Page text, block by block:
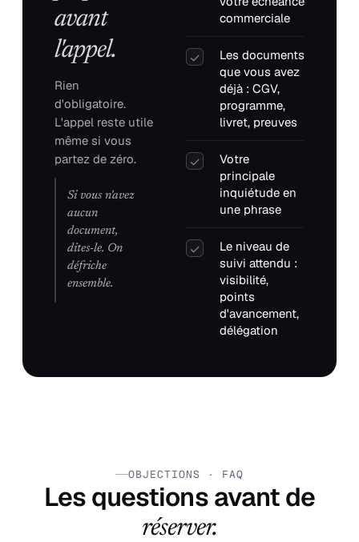
avant
l'appel.
Rien
d'obligatoire.
L'appel reste utile
même si vous
partez de zéro.
Si vous n'avez
aucun
document,
dites-le. On
défriche
ensemble.
commerciale
✓
Les documents
que vous avez
déjà : CGV,
programme,
livret, preuves
✓
Votre
principale
inquiétude en
une phrase
✓
Le niveau de
suivi attendu :
visibilité,
points
d'avancement,
délégation
OBJECTIONS · FAQ
Les questions avant de
réserver.